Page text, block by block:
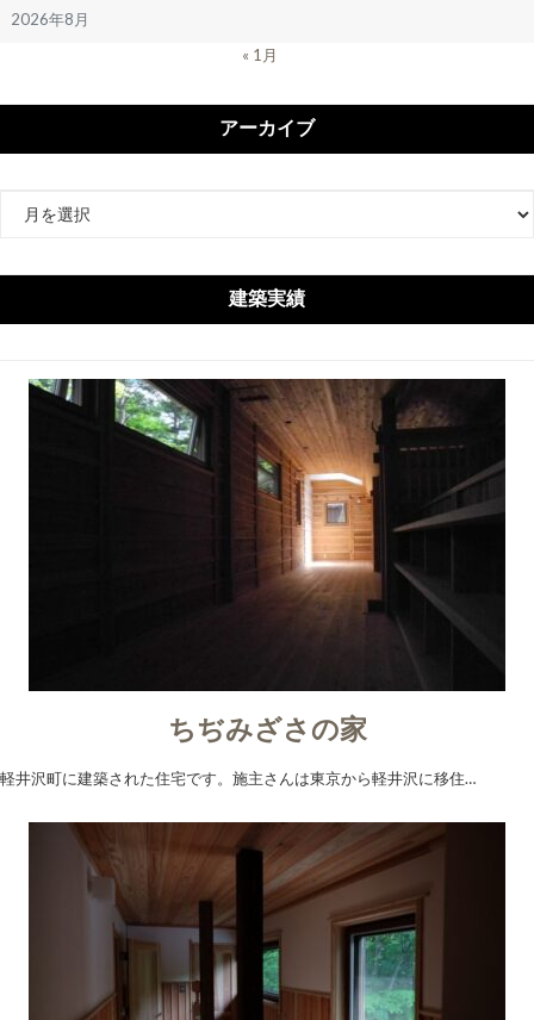
2026年8月
« 1月
アーカイブ
イ
建築実績
ちぢみざさの家
軽井沢町に建築された住宅です。施主さんは東京から軽井沢に移住…